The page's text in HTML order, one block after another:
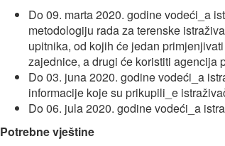
Do 09. marta 2020. godine vodeći_a
metodologiju rada za terenske
upitnika, od kojih će jedan
zajednice, a drugi će koristiti agencija
Do 03. juna 2020. godine vodeći_a
informacije koje su prikupili_e
Do 06. jula 2020. godine vodeći_a
Potrebne vještine